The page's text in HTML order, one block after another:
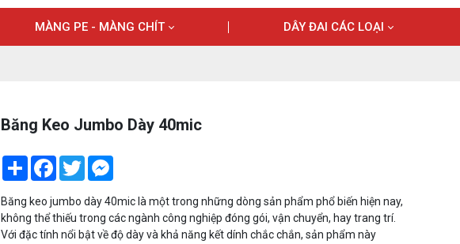
MÀNG PE - MÀNG CHÍT DÂY ĐAI CÁC LOẠI
Băng Keo Jumbo Dày 40mic
ShareFacebook
TwitterMessenger
Băng keo jumbo dày 40mic là một trong những dòng sản phẩm phổ biến hiện nay,
không thể thiếu trong các ngành công nghiệp đóng gói, vận chuyển, hay trang trí.
Với đặc tính nổi bật về độ dày và khả năng kết dính chắc chắn, sản phẩm này